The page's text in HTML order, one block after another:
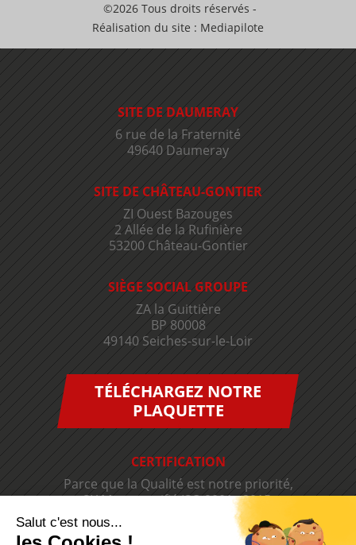
Salut c'est nous...
©2026 Tous droits réservés
Réalisation du site : Mediapilote
SITE DE DAUMERAY
6 rue de la Fraternité
49640 Daumeray
SITE DE CHÂTEAU-GONTIER
ZI Ouest Bazouges
2 Allée de la Rufinière
53200 Château-Gontier
SIÈGE SOCIAL GROUPE
ZA la Guittière
BP 80008
49140 Seiches-sur-le-Loir
TÉLÉCHARGEZ NOTRE
PLAQUETTE
CERTIFICATION
Parce que la Qualité est notre priorité,
SIAM est certifié ISO 9001 v2015.